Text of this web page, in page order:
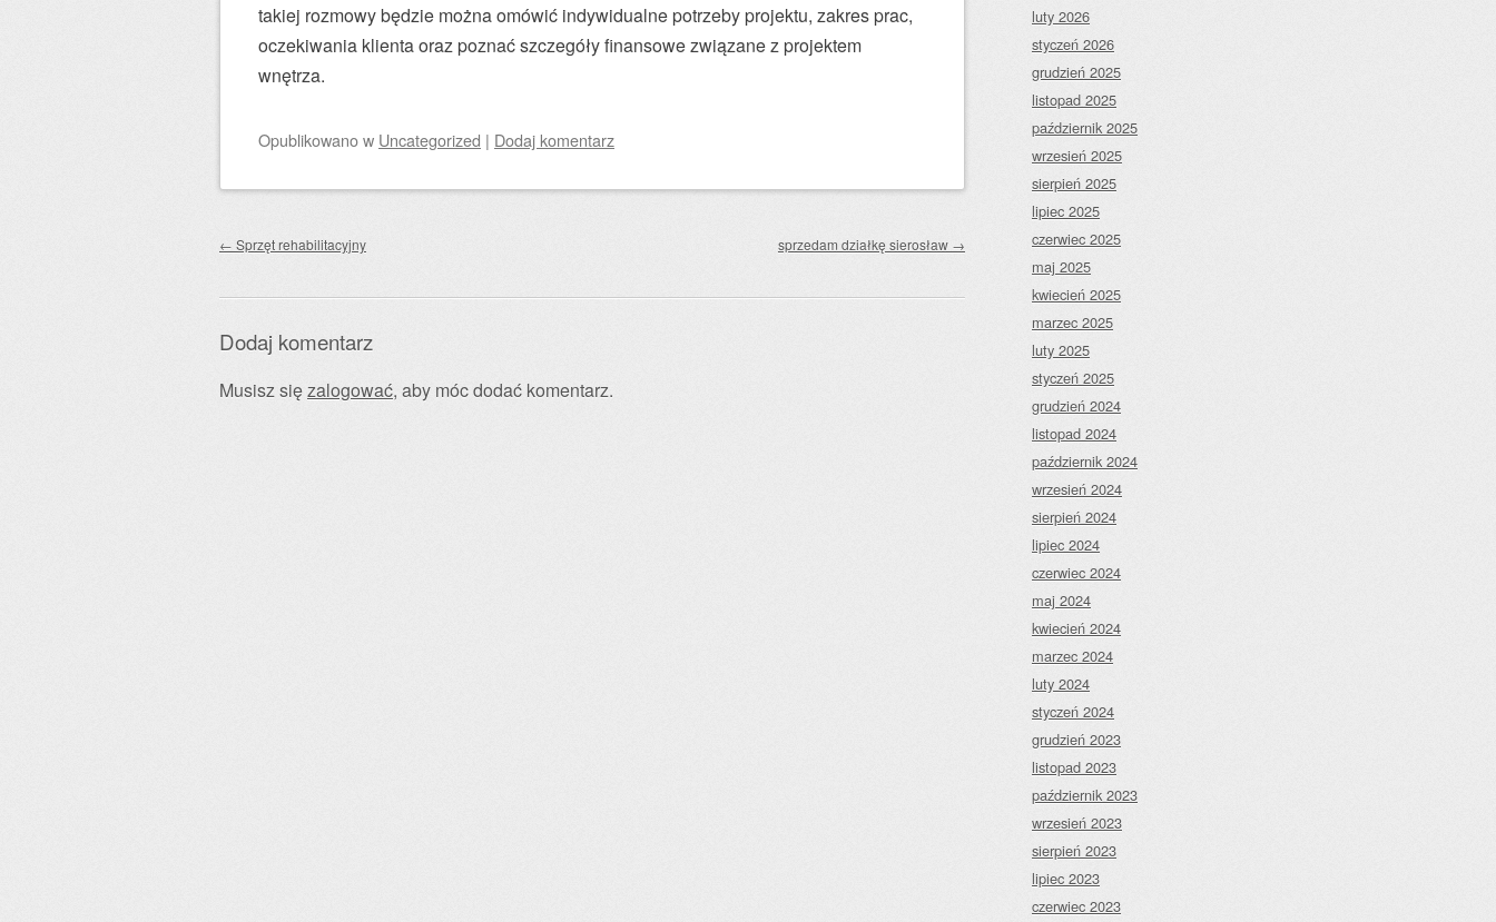
takiej rozmowy będzie można omówić indywidualne potrzeby projektu, zakres prac,
oczekiwania klienta oraz poznać szczegóły finansowe związane z projektem
wnętrza.
Opublikowanow Uncategorized | Dodaj komentarz
Zobacz wpisy
← Sprzęt rehabilitacyjny sprzedam działkę sierosław →
Dodaj komentarz
Musisz sięzalogować, aby móc dodać komentarz.
luty 2026
styczeń 2026
grudzień 2025
listopad 2025
październik 2025
wrzesień 2025
sierpień 2025
lipiec 2025
czerwiec 2025
maj 2025
kwiecień 2025
marzec 2025
luty 2025
styczeń 2025
grudzień 2024
listopad 2024
październik 2024
wrzesień 2024
sierpień 2024
lipiec 2024
czerwiec 2024
maj 2024
kwiecień 2024
marzec 2024
luty 2024
styczeń 2024
grudzień 2023
listopad 2023
październik 2023
wrzesień 2023
sierpień 2023
lipiec 2023
czerwiec 2023